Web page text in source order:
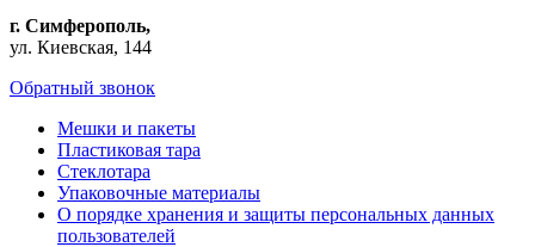
г. Симферополь,
ул. Киевская, 144
Обратный звонок
Мешки и пакеты
Пластиковая тара
Стеклотара
Упаковочные материалы
О порядке хранения и защиты персональных данных
пользователей